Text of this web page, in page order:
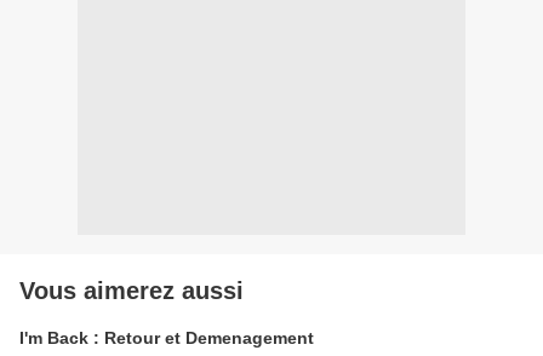
Vous aimerez aussi
I'm Back : Retour et Demenagement